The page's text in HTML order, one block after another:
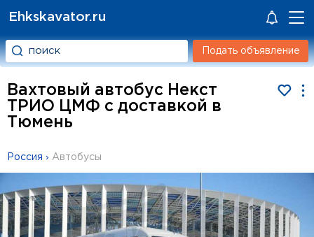
Ehkskavator.ru
Подать объявление
Вахтовый автобус Некст
ТРИО ЦМФ с доставкой в
Тюмень
Россия › Автобусы